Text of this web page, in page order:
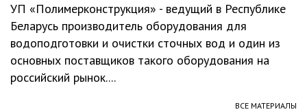
УП «Полимерконструкция» - ведущий в Республике
Беларусь производитель оборудования для
водоподготовки и очистки сточных вод и один из
основных поставщиков такого оборудования на
российский рынок....
ВСЕ МАТЕРИАЛЫ